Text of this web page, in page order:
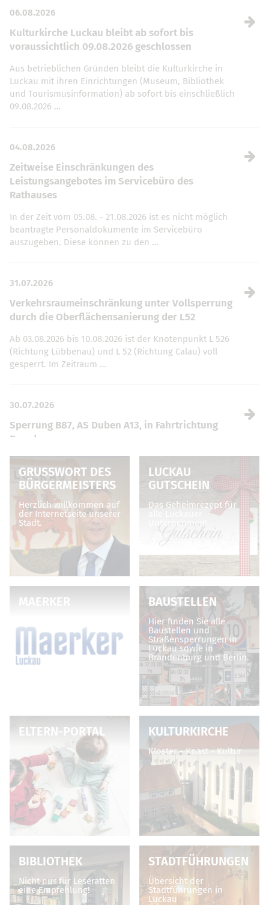
06.08.2026
Kulturkirche Luckau bleibt ab sofort bis
voraussichtlich 09.08.2026 geschlossen
Aus betrieblichen Gründen bleibt die Kulturkirche in
Luckau mit ihren Einrichtungen (Museum, Bibliothek
und Tourismusinformation) ab sofort bis einschließlich
09.08.2026 …
04.08.2026
Zeitweise Einschränkungen des
Leistungsangebotes im Servicebüro des
Rathauses
In der Zeit vom 05.08. - 21.08.2026 ist es nicht möglich
beantragte Personaldokumente im Servicebüro
auszugeben. Diese können zu den …
31.07.2026
Verkehrsraumeinschränkung unter Vollsperrung
durch die Oberflächensanierung der L52
Ab 03.08.2026 bis 10.08.2026 ist der Knotenpunkt L 526
(Richtung Lübbenau) und L 52 (Richtung Calau) voll
gesperrt. Im Zeitraum …
30.07.2026
Sperrung B87, AS Duben A13, in Fahrtrichtung
Dresden
Anschlussstelle Duben (Auf- und Abfahrt) sowie die
Zufahrt …
GRUSSWORT DES B
ÜRGERMEISTERS
Herzlich willkommen auf
der Internetseite unserer
Stadt.
LUCKAU
GUTSCHEIN
Das Geheimrezept für
Unternehmen!
MAERKER BAUSTELLEN
Hier finden Sie alle
Baustellen und
Straßensperrungen in
Luckau sowie in
Brandenburg und Berlin.
ELTERN-PORTAL KULTURKIRCHE
Kloster - Knast - Kultur
BIBLIOTHEK
Nicht nur für Leseratten
eine Empfehlung!
STADTFÜHRUNGEN
Übersicht der
Stadtführungen in
Luckau